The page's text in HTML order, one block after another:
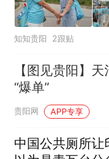
知知贵阳 2跟贴
【图见贵阳】
“爆单”
贵阳网 APP专享
中国公共厕所让